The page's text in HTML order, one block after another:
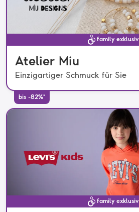
family exklusiv
Atelier Miu
Einzigartiger Schmuck für Sie
bis -82%*
family exklusiv